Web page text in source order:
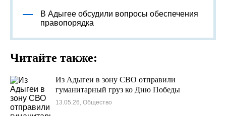
В Адыгее обсудили вопросы обеспечения
правопорядка
Читайте также:
Из Адыгеи в зону СВО отправили
гуманитарный груз ко Дню Победы
13.05.26, Общество